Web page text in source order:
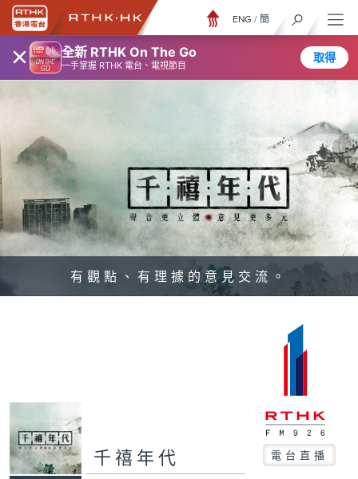
× 全新 RTHK On The Go
一手掌握 RTHK 電台、電視節目
取得
ENG / 簡
有觀點、有理據的意見交流。
千禧年代 電台直播